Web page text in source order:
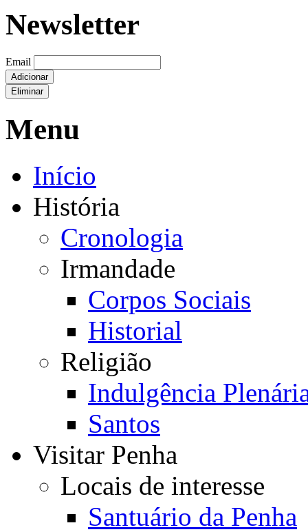
Newsletter
Email
Adicionar
Eliminar
Menu
Início
História
Cronologia
Irmandade
Corpos Sociais
Historial
Religião
Indulgência
Santos
Visitar Penha
Locais de interesse
Santuário da Penha